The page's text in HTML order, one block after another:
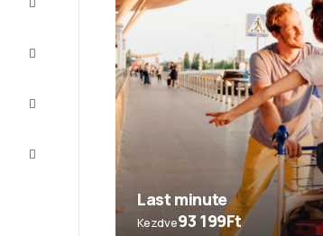
Ügyfélszolgálat
Last minute
Kezdve93 199Ft